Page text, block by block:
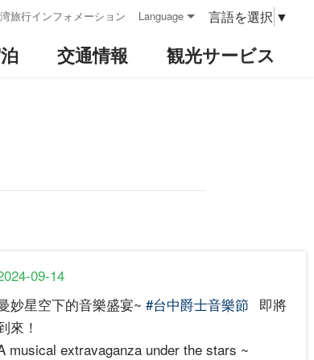
旅行インフォメーション Language 言語を選択 ▼
交通情報 観光サービス
09-14
妙星空下的音樂盛宴~#台中爵士音樂節 即將
來！
musical extravaganza under the stars ~